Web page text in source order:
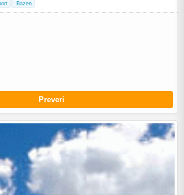
Bazen
Preveri